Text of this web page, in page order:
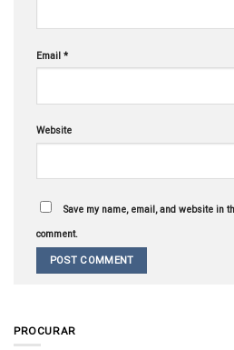
Email *
Website
Save my name, email, and website in
comment.
PROCURAR